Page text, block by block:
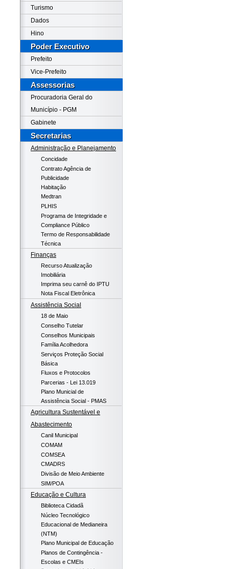
Turismo
Dados
Hino
Poder Executivo
Prefeito
Vice-Prefeito
Assessorias
Procuradoria Geral do
Município - PGM
Gabinete
Secretarias
Administração e Planejamento
Concidade
Contrato Agência de
Publicidade
Habitação
Medtran
PLHIS
Programa de Integridade e
Compliance Público
Termo de Responsabilidade
Técnica
Finanças
Recurso Atualização
Imobiliária
Imprima seu carnê do IPTU
Nota Fiscal Eletrônica
Assistência Social
18 de Maio
Conselho Tutelar
Conselhos Municipais
Família Acolhedora
Serviços Proteção Social
Básica
Fluxos e Protocolos
Parcerias - Lei 13.019
Plano Municial de
Assistência Social - PMAS
Agricultura Sustentável e
Abastecimento
Canil Municipal
COMAM
COMSEA
CMADRS
Divisão de Meio Ambiente
SIM/POA
Educação e Cultura
Biblioteca Cidadã
Núcleo Tecnológico
Educacional de Medianeira
(NTM)
Plano Municipal de Educação
Planos de Contingência -
Escolas e CMEIs